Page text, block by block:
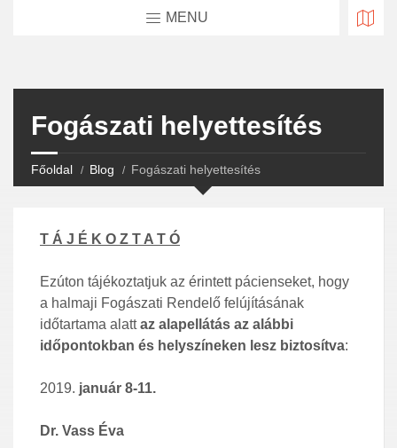
MENU
Fogászati helyettesítés
Főoldal Blog Fogászati helyettesítés
T Á J É K O Z T A T Ó
Ezúton tájékoztatjuk az érintett pácienseket, hogy
a halmaji Fogászati Rendelő felújításának
időtartama alattaz alapellátás az alábbi
időpontokban és helyszíneken lesz biztosítva:
január 8-11.
Dr. Vass Éva